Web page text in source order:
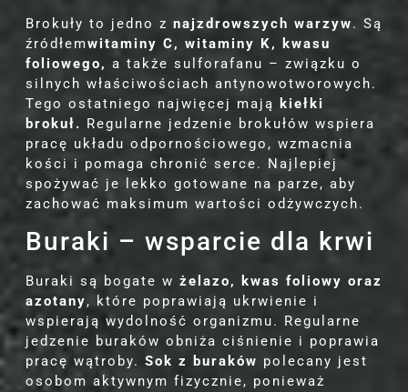
Brokuły to jedno z najzdrowszych warzyw. Są
źródłemwitaminy C, witaminy K, kwasu
foliowego, a także sulforafanu – związku o
silnych właściwościach antynowotworowych.
Tego ostatniego najwięcej mają
kiełki
brokuł. Regularne jedzenie brokułów wspiera
pracę układu odpornościowego, wzmacnia
kości i pomaga chronić serce. Najlepiej
spożywać je lekko gotowane na parze, aby
zachować maksimum wartości odżywczych.
Buraki – wsparcie dla krwi
Buraki są bogate w żelazo, kwas foliowy oraz
azotany, które poprawiają ukrwienie i
wspierają wydolność organizmu. Regularne
jedzenie buraków obniża ciśnienie i poprawia
pracę wątroby. Sok z buraków polecany jest
osobom aktywnym fizycznie, ponieważ